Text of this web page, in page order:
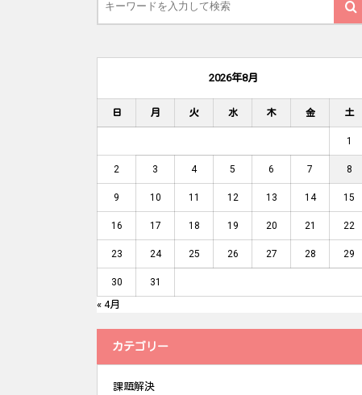
2026年8月
日 月 火 水 木 金 土
1
2 3 4 5 6 7 8
9 10 11 12 13 14 15
16 17 18 19 20 21 22
23 24 25 26 27 28 29
30 31
« 4月
カテゴリー
課題解決